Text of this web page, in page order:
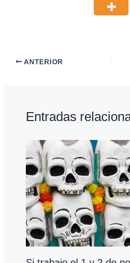
ANTERIOR
Entradas